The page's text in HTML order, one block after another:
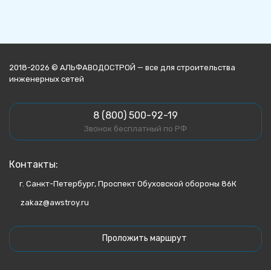
2018-2026 © АЛЬФАВОДОСТРОЙ — все для строительства
инженерных сетей
8 (800) 500-92-19
Звонок бесплатный по РФ
Контакты:
г. Санкт-Петербург, Проспект Обуховской обороны 86К
zakaz@awstroy.ru
Проложить маршрут